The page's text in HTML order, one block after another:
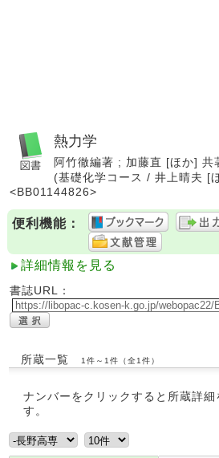
熱力学
阿竹徹編著 ; 加藤直 [ほか]
(基礎化学コース / 井上晴夫 [
<BB01144826>
便利機能：
詳細情報を見る
書誌URL：
所蔵一覧 1件～1件（全1件）
ナンバーをクリックすると所蔵詳細
す。